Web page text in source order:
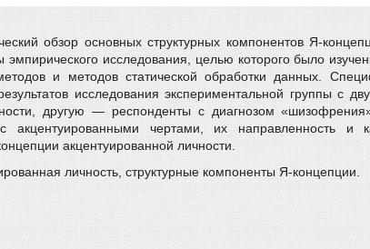
обзор основных структурных компонентов Я-
эмпирического исследования, целью которого было
и методов статической обработки данных.
исследования экспериментальной группы с
другую — респонденты с диагнозом
акцентуированными чертами, их направленность и
акцентуированной личности.
личность, структурные компоненты Я-концепции.